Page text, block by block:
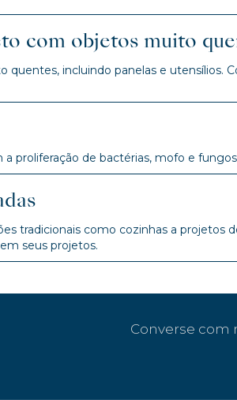
com objetos muito
incluindo panelas e utensílios.
proliferação de bactérias, mofo e
tradicionais como cozinhas a projetos
seus projetos.
Converse com